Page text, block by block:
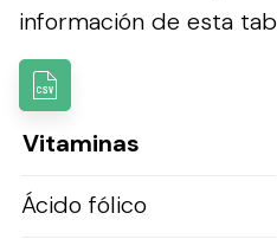
información de esta
Vitaminas
Ácido fólico